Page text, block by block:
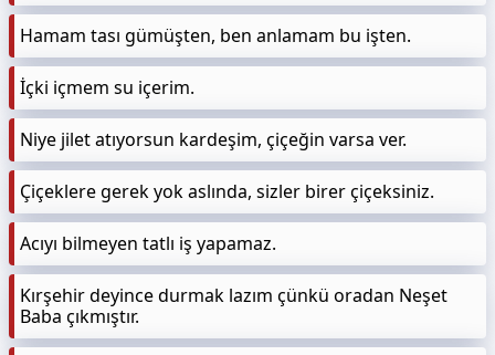
Hamam tası gümüşten, ben anlamam bu işten.
İçki içmem su içerim.
Niye jilet atıyorsun kardeşim, çiçeğin varsa ver.
Çiçeklere gerek yok aslında, sizler birer çiçeksiniz.
Acıyı bilmeyen tatlı iş yapamaz.
Kırşehir deyince durmak lazım çünkü oradan Neşet
Baba çıkmıştır.